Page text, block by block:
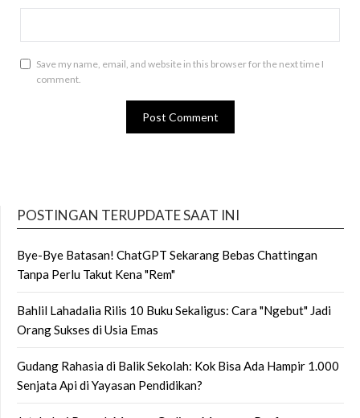
Save my name, email, and website in this browser for the next time I
comment.
POSTINGAN TERUPDATE SAAT INI
Bye-Bye Batasan! ChatGPT Sekarang Bebas Chattingan
Tanpa Perlu Takut Kena "Rem"
Bahlil Lahadalia Rilis 10 Buku Sekaligus: Cara "Ngebut" Jadi
Orang Sukses di Usia Emas
Gudang Rahasia di Balik Sekolah: Kok Bisa Ada Hampir 1.000
Senjata Api di Yayasan Pendidikan?